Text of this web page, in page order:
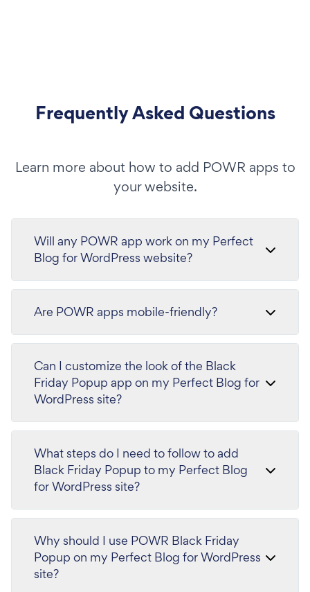
Frequently Asked Questions
Learn more about how to add POWR apps to
your website.
Will any POWR app work on my Perfect
Blog for WordPress website?
Are POWR apps mobile-friendly?
Can I customize the look of the Black
Friday Popup app on my Perfect Blog for
WordPress site?
What steps do I need to follow to add
Black Friday Popup to my Perfect Blog
for WordPress site?
Why should I use POWR Black Friday
Popup on my Perfect Blog for WordPress
site?